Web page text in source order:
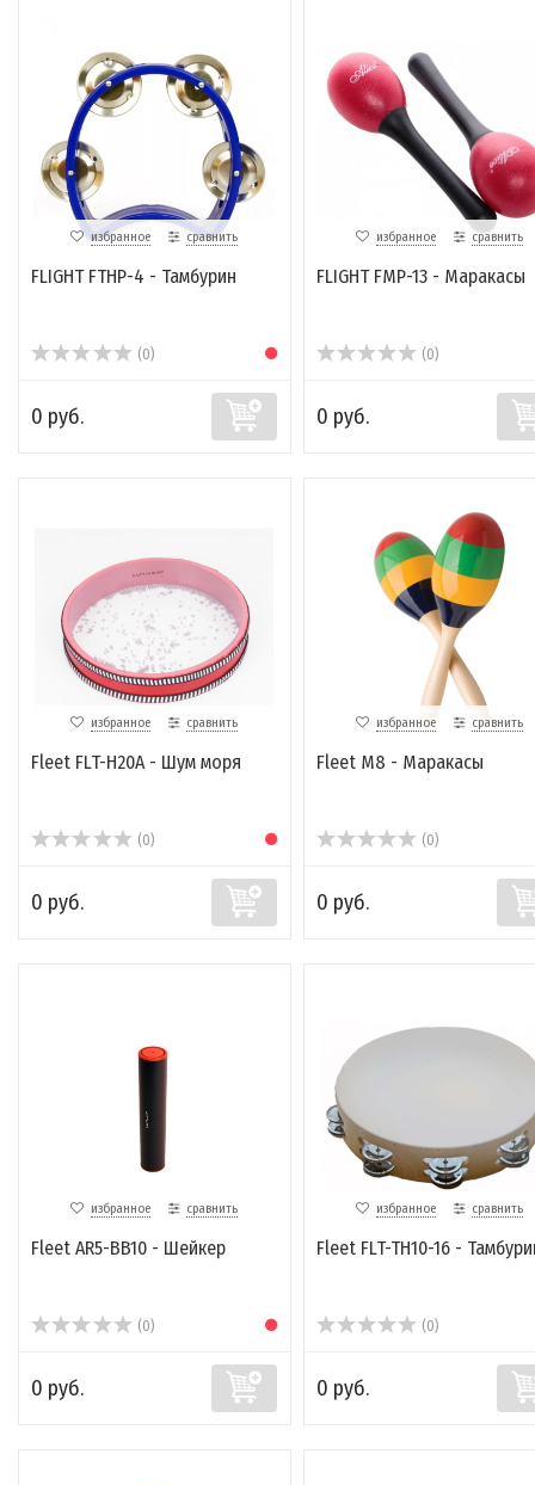
избранное сравнить
FLIGHT FTHP-4 - Тамбурин
(0)
0 руб.
избранное сравнить
FLIGHT FMP-13 - Маракасы
(0)
0 руб.
избранное сравнить
Fleet FLT-H20A - Шум моря
(0)
0 руб.
избранное сравнить
Fleet M8 - Маракасы
(0)
0 руб.
избранное сравнить
Fleet AR5-BB10 - Шейкер
(0)
0 руб.
избранное сравнить
Fleet FLT-TH10-16 -
(0)
0 руб.